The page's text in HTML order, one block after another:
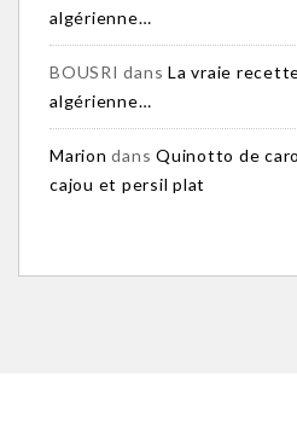
algérienne…
BOUSRI dans La vraie
algérienne…
Marion dans Quinotto de
cajou et persil plat